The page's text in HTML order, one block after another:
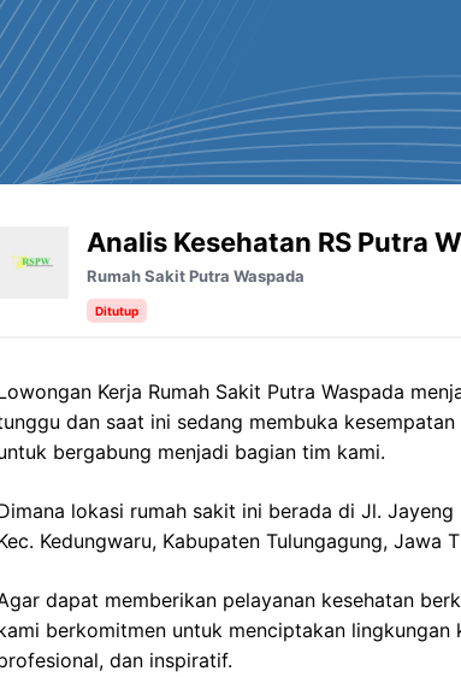
Analis Kesehatan RS Putra
Rumah Sakit Putra Waspada
Ditutup
Kerja Rumah Sakit Putra Waspada
dan saat ini sedang membuka
bergabung menjadi bagian tim kami.
lokasi rumah sakit ini berada di Jl. Jayeng
. Kedungwaru, Kabupaten Tulungagung, Jawa
dapat memberikan pelayanan kesehatan
berkomitmen untuk menciptakan lingkungan
dan inspiratif.